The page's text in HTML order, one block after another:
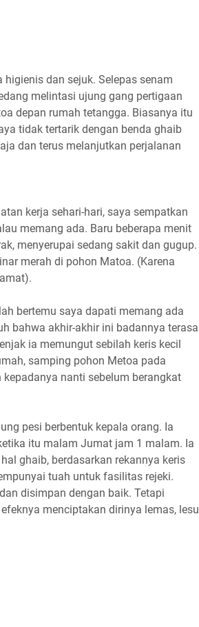
dan sejuk. Selepas senam
melintasi ujung gang pertigaan
depan rumah tetangga. Biasanya itu
tidak tertarik dengan benda ghaib
dan terus melanjutkan perjalanan
kerja sehari-hari, saya sempatkan
memang ada. Baru beberapa menit
menyerupai sedang sakit dan gugup.
merah di pohon Matoa. (Karena
bertemu saya dapati memang ada
bahwa akhir-akhir ini badannya terasa
ia memungut sebilah keris kecil
samping pohon Metoa pada
nanti sebelum berangkat
pesi berbentuk kepala orang. Ia
itu malam Jumat jam 1 malam. Ia
ghaib, berdasarkan rekannya keris
tuah untuk fasilitas rejeki.
disimpan dengan baik. Tetapi
menciptakan dirinya lemas, lesu